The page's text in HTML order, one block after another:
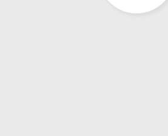
その他の診療内容